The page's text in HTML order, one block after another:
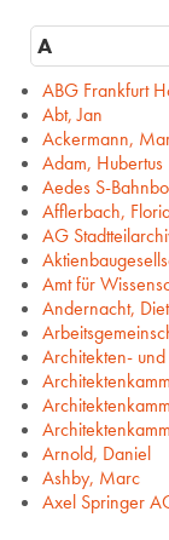
A
ABG Frankfurt
Abt, Jan
Ackermann,
Adam, Hubertus
Aedes S-
Afflerbach,
AG
Amt für
Andernacht,
Architekten-
Arnold, Daniel
Ashby, Marc
Axel Springer